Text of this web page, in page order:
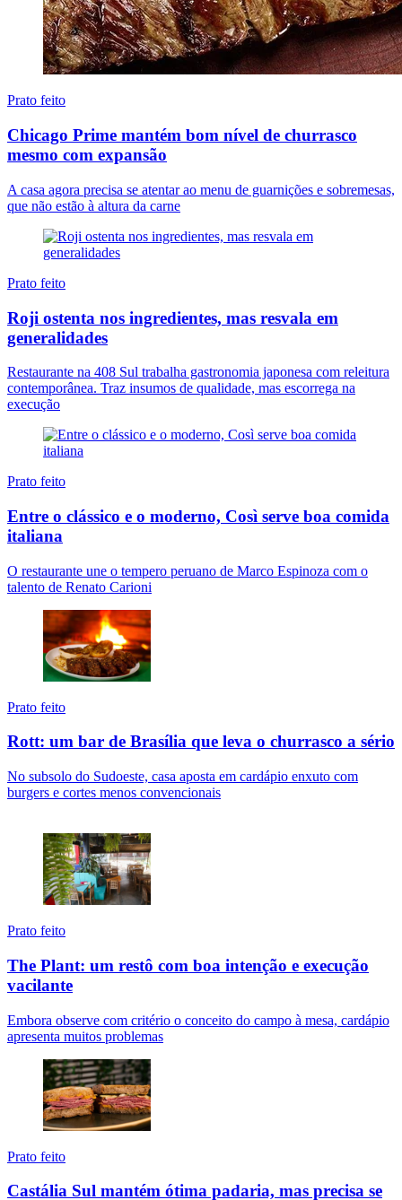
Prato feito
Chicago Prime mantém bom nível de churrasco
mesmo com expansão
A casa agora precisa se atentar ao menu de guarnições e sobremesas,
que não estão à altura da carne
Prato feito
Roji ostenta nos ingredientes, mas resvala em
generalidades
Restaurante na 408 Sul trabalha gastronomia japonesa com releitura
contemporânea. Traz insumos de qualidade, mas escorrega na
execução
Prato feito
Entre o clássico e o moderno, Così serve boa comida
italiana
O restaurante une o tempero peruano de Marco Espinoza com o
talento de Renato Carioni
Prato feito
Rott: um bar de Brasília que leva o churrasco a sério
No subsolo do Sudoeste, casa aposta em cardápio enxuto com
burgers e cortes menos convencionais
Prato feito
The Plant: um restô com boa intenção e execução
vacilante
Embora observe com critério o conceito do campo à mesa, cardápio
apresenta muitos problemas
Prato feito
Castália Sul mantém ótima padaria, mas precisa se